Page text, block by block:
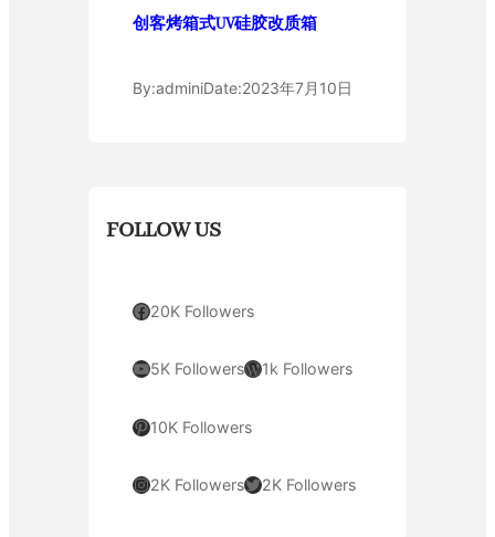
创客烤箱式UV硅胶改质箱
By:adminiDate:2023年7月10日
FOLLOW US
Facebook 20K Followers
YouTube 5K FollowersWordPress 1k Followers
Pinterest 10K Followers
Instagram 2K FollowersTwitter 2K Followers